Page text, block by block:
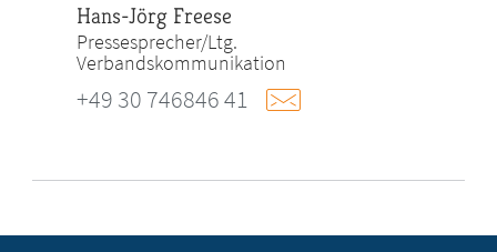
Hans-Jörg Freese
Pressesprecher/Ltg.
Verbandskommunikation
+49 30 746846 41